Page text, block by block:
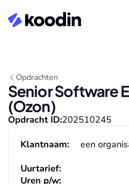
Opdrachten
Senior Software
(Ozon)
Opdracht ID:202510245
Klantnaam:
een
Uurtarief:
Uren p/w: